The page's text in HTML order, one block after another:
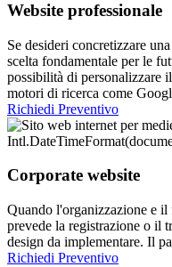
Website professionale
Se desideri concretizzare
scelta fondamentale per le
possibilità di personalizzare
motori di ricerca come
Richiedi Preventivo
Corporate website
Quando l'organizzazione e
prevede la registrazione o il
design da implementare. Il
Richiedi Preventivo